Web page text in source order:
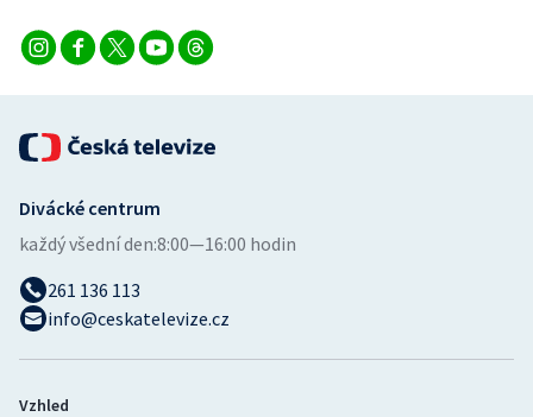
Volejbal
Ostatní
Divácké centrum
každý všední den:8:00—16:00 hodin
261 136 113
info@ceskatelevize.cz
Vzhled